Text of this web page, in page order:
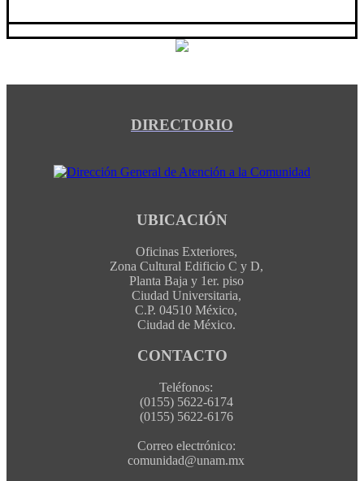
DIRECTORIO
UBICACIÓN
Oficinas Exteriores,
Zona Cultural Edificio C y D,
Planta Baja y 1er. piso
Ciudad Universitaria,
C.P. 04510 México,
Ciudad de México.
CONTACTO
Teléfonos:
(0155) 5622-6174
(0155) 5622-6176
Correo electrónico:
comunidad@unam.mx